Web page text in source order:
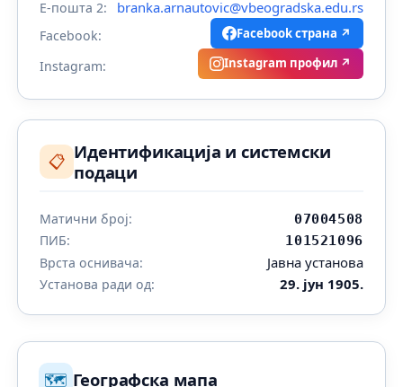
Е-пошта 2: branka.arnautovic@vbeogradska.edu.rs
Facebook: Facebook страна ↗
Instagram: Instagram профил ↗
📋 Идентификација и системски
подаци
Матични број: 07004508
ПИБ: 101521096
Врста оснивача: Јавна установа
Установа ради од: 29. јун 1905.
🗺️ Географска мапа